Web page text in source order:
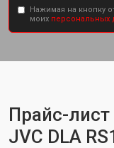
Нажимая на кнопку
моих персональных
Прайс-
JVC DLA